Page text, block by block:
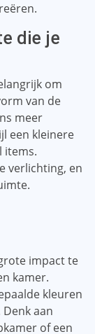
die je
om
van de
meer
een kleinere
items.
verlichting, en
impact te
kamer.
kleuren
aan
of een